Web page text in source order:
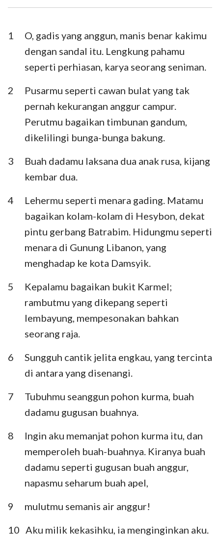
Ezra Nehemia
Ester Ayub
Mazmur Amsal
Pengkhotbah Kidung Agung
Yesaya Yeremia
Ratapan Yehezkiel
Daniel Hosea
Yoel Amos
Obaja
Mikha Nahum
Habakuk Zefanya
Hagai Zakharia
Maleakhi
1
O, gadis yang anggun, manis benar kakimu
dengan sandal itu. Lengkung pahamu
seperti perhiasan, karya seorang seniman.
2
Pusarmu seperti cawan bulat yang tak
pernah kekurangan anggur campur.
Perutmu bagaikan timbunan gandum,
dikelilingi bunga-bunga bakung.
3
Buah dadamu laksana dua anak rusa, kijang
kembar dua.
4
Lehermu seperti menara gading. Matamu
bagaikan kolam-kolam di Hesybon, dekat
pintu gerbang Batrabim. Hidungmu seperti
menara di Gunung Libanon, yang
menghadap ke kota Damsyik.
5
Kepalamu bagaikan bukit Karmel;
rambutmu yang dikepang seperti
lembayung, mempesonakan bahkan
seorang raja.
6
Sungguh cantik jelita engkau, yang tercinta
di antara yang disenangi.
7
Tubuhmu seanggun pohon kurma, buah
dadamu gugusan buahnya.
8
Ingin aku memanjat pohon kurma itu, dan
memperoleh buah-buahnya. Kiranya buah
dadamu seperti gugusan buah anggur,
napasmu seharum buah apel,
9
mulutmu semanis air anggur!
10 Aku milik kekasihku, ia menginginkan aku.